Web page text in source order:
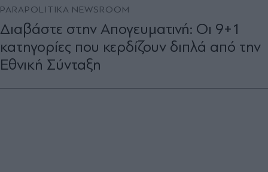
PARAPOLITIKA NEWSROOM
Διαβάστε στην Απογευματινή: Οι 9+1
κατηγορίες που κερδίζουν διπλά από την
Εθνική Σύνταξη